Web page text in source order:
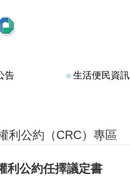
告 生活便民資訊
利公約（CRC）專區
利公約任擇議定書